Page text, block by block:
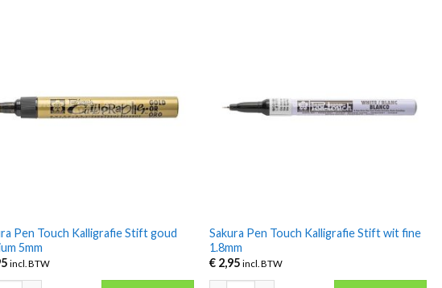
Pen Touch Kalligrafie Stift goud
5mm
incl. BTW
Sakura Pen Touch Kalligrafie Stift wit fine
1.8mm
€ 2,95 incl. BTW